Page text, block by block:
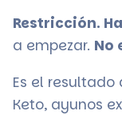
Restricción.
a empezar. No
Es el
Keto, ayunos